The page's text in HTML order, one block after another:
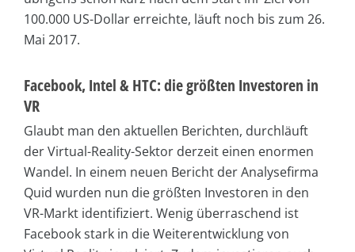
100.000 US-Dollar erreichte, läuft noch bis zum 26.
Mai 2017.
Facebook, Intel & HTC: die größten Investoren in
VR
Glaubt man den aktuellen Berichten, durchläuft
der Virtual-Reality-Sektor derzeit einen enormen
Wandel. In einem neuen Bericht der Analysefirma
Quid wurden nun die größten Investoren in den
VR-Markt identifiziert. Wenig überraschend ist
Facebook stark in die Weiterentwicklung von